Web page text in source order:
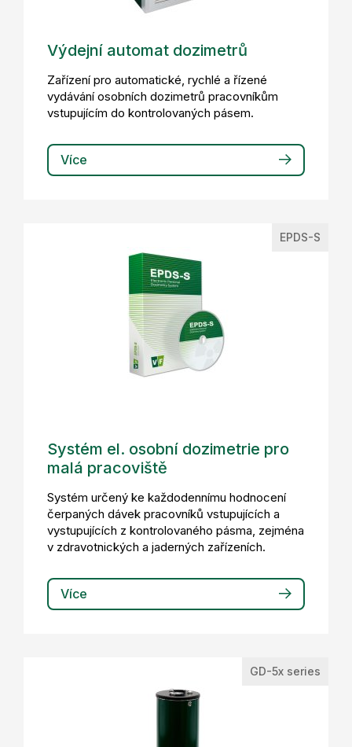
Výdejní automat dozimetrů
Zařízení pro automatické, rychlé a řízené
vydávání osobních dozimetrů pracovníkům
vstupujícím do kontrolovaných pásem.
Více
EPDS-S
Systém el. osobní dozimetrie pro
malá pracoviště
Systém určený ke každodennímu hodnocení
čerpaných dávek pracovníků vstupujících a
vystupujících z kontrolovaného pásma, zejména
v zdravotnických a jaderných zařízeních.
Více
GD-5x series